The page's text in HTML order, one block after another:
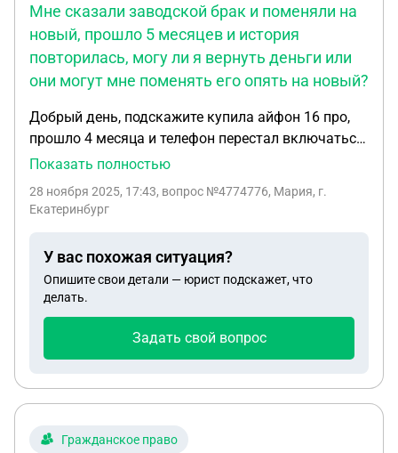
Мне сказали заводской брак и поменяли на
новый, прошло 5 месяцев и история
повторилась, могу ли я вернуть деньги или
они могут мне поменять его опять на новый?
Добрый день, подскажите купила айфон 16 про,
прошло 4 месяца и телефон перестал включаться
и заряжаться. мне сказали заводской брак и
повторилась, могу ли я вернуть деньги или они
Показать полностью
28 ноября 2025, 17:43, вопрос №4774776, Мария, г.
Екатеринбург
У вас похожая ситуация?
Опишите свои детали — юрист подскажет, что
делать.
Задать свой вопрос
Гражданское право